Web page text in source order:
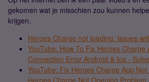
gekomen wat je misschien zou kunnen
krijgen.
Heroes Charge not loading: Issues
YouTube: How To Fix Heroes Charge
Connection Error Android & Ios -
YouTube: Fix Heroes Charge App
Heroes Charge Not Opening Problem